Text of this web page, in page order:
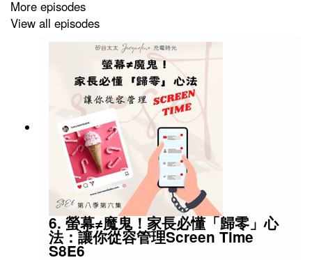
📚書：
《7 Steps to Raising a Bilingual Child》（作者：Naomi
Steiner）本集主要參考書，介紹打破迷思、設定目標、
當雙語教練、創造語言環境等七個步驟。
Bilingual / Multilingual：雙語／多語
Monolingual：單語
More episodes
View all episodes
6. 螢幕≠魔鬼！家長必懂「歸零」心
法：讓你從容管理Screen Time
S8E6